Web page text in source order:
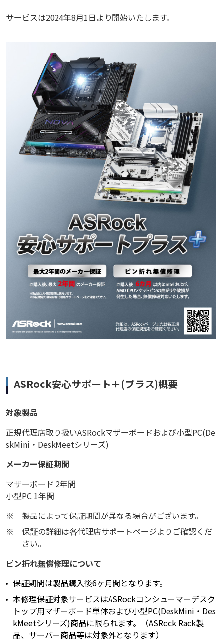
サービスは2024年8月1日より開始いたします。
ASRock安心サポート＋(プラス)概要
対象製品
正規代理店取り扱いASRockマザーボードおよび小型PC(De
skMini・DeskMeetシリーズ)
メーカー保証期間
マザーボード 2年間
小型PC 1年間
※
製品によって保証期間が異なる場合がございます。
※
保証の詳細は各代理店サポートページよりご確認くだ
さい。
ピン折れ無償修理について
保証期間は製品購入後6ヶ月間となります。
本修理保証対象サービスはASRockコンシューマーデスク
トップ用マザーボード単体および小型PC(DeskMini・Des
kMeetシリーズ)商品に限られます。（ASRock Rack製
品、サーバー商品等は対象外となります）